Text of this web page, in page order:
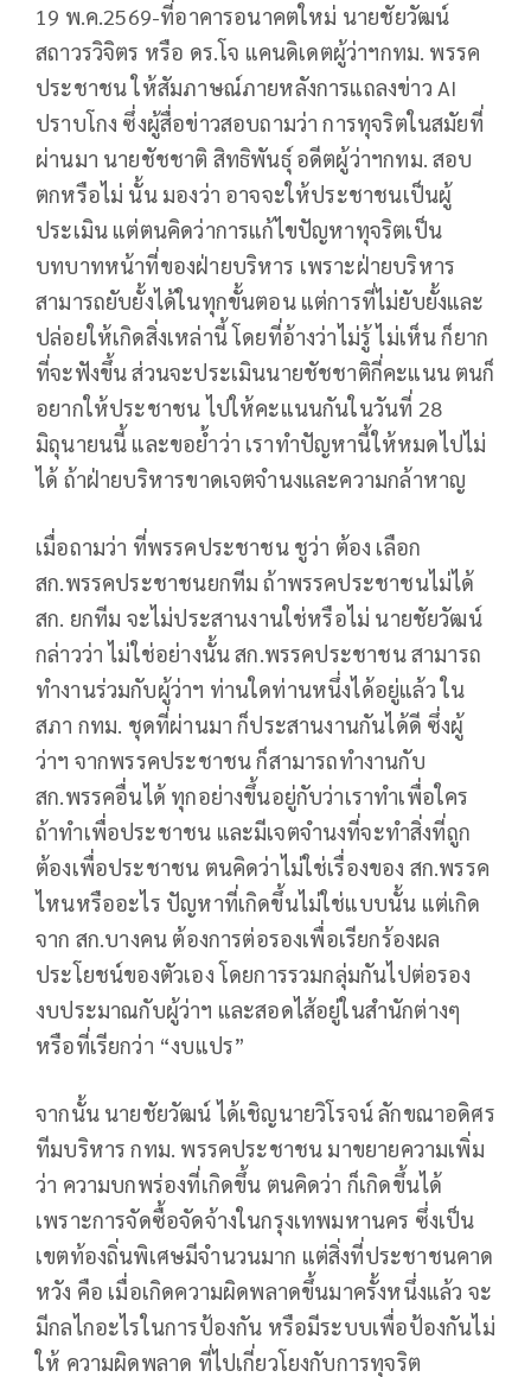
19 พ.ค.2569-ที่อาคารอนาคตใหม่ นายชัยวัฒน์
สถาวรวิจิตร หรือ ดร.โจ แคนดิเดตผู้ว่าฯกทม. พรรค
ประชาชน ให้สัมภาษณ์ภายหลังการแถลงข่าว AI
ปราบโกง ซึ่งผู้สื่อข่าวสอบถามว่า การทุจริตในสมัยที่
ผ่านมา นายชัชชาติ สิทธิพันธุ์ อดีตผู้ว่าฯกทม. สอบ
ตกหรือไม่ นั้น มองว่า อาจจะให้ประชาชนเป็นผู้
ประเมิน แต่ตนคิดว่าการแก้ไขปัญหาทุจริตเป็น
บทบาทหน้าที่ของฝ่ายบริหาร เพราะฝ่ายบริหาร
สามารถยับยั้งได้ในทุกขั้นตอน แต่การที่ไม่ยับยั้งและ
ปล่อยให้เกิดสิ่งเหล่านี้ โดยที่อ้างว่าไม่รู้ ไม่เห็น ก็ยาก
ที่จะฟังขึ้น ส่วนจะประเมินนายชัชชาติกี่คะแนน ตนก็
อยากให้ประชาชน ไปให้คะแนนกันในวันที่ 28
มิถุนายนนี้ และขอย้ำว่า เราทำปัญหานี้ให้หมดไปไม่
ได้ ถ้าฝ่ายบริหารขาดเจตจำนงและความกล้าหาญ
เมื่อถามว่า ที่พรรคประชาชน ชูว่า ต้อง เลือก
สก.พรรคประชาชนยกทีม ถ้าพรรคประชาชนไม่ได้
สก. ยกทีม จะไม่ประสานงานใช่หรือไม่ นายชัยวัฒน์
กล่าวว่า ไม่ใช่อย่างนั้น สก.พรรคประชาชน สามารถ
ทำงานร่วมกับผู้ว่าฯ ท่านใดท่านหนึ่งได้อยู่แล้ว ใน
สภา กทม. ชุดที่ผ่านมา ก็ประสานงานกันได้ดี ซึ่งผู้
ว่าฯ จากพรรคประชาชน ก็สามารถทำงานกับ
สก.พรรคอื่นได้ ทุกอย่างขึ้นอยู่กับว่าเราทำเพื่อใคร
ถ้าทำเพื่อประชาชน และมีเจตจำนงที่จะทำสิ่งที่ถูก
ต้องเพื่อประชาชน ตนคิดว่าไม่ใช่เรื่องของ สก.พรรค
ไหนหรืออะไร ปัญหาที่เกิดขึ้นไม่ใช่แบบนั้น แต่เกิด
จาก สก.บางคน ต้องการต่อรองเพื่อเรียกร้องผล
ประโยชน์ของตัวเอง โดยการรวมกลุ่มกันไปต่อรอง
งบประมาณกับผู้ว่าฯ และสอดไส้อยู่ในสำนักต่างๆ
หรือที่เรียกว่า “งบแปร”
จากนั้น นายชัยวัฒน์ ได้เชิญนายวิโรจน์ ลักขณาอดิศร
ทีมบริหาร กทม. พรรคประชาชน มาขยายความเพิ่ม
ว่า ความบกพร่องที่เกิดขึ้น ตนคิดว่า ก็เกิดขึ้นได้
เพราะการจัดซื้อจัดจ้างในกรุงเทพมหานคร ซึ่งเป็น
เขตท้องถิ่นพิเศษมีจำนวนมาก แต่สิ่งที่ประชาชนคาด
หวัง คือ เมื่อเกิดความผิดพลาดขึ้นมาครั้งหนึ่งแล้ว จะ
มีกลไกอะไรในการป้องกัน หรือมีระบบเพื่อป้องกันไม่
ให้ ความผิดพลาด ที่ไปเกี่ยวโยงกับการทุจริต